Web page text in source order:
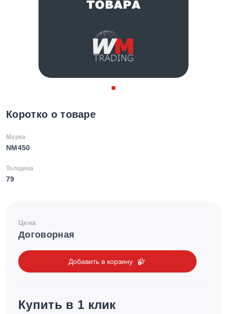
Коротко о товаре
Марка
NM450
Толщина
79
Цена
Договорная
Добавить в корзину
Купить в 1 клик